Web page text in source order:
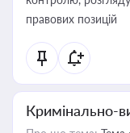
правових позицій
Кримінально-